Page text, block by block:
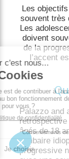
Les
souvent très
Les
doivent
de la
l’accent
Palazzo and
âgés de 18
lombaire
progressive